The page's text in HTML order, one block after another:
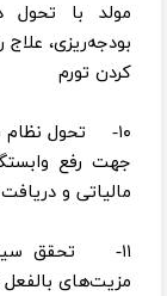
مولد با تحول
بودجه‌ریزی،
کردن تورم
۱۰- تحول نظام
جهت رفع
مالیاتی و
۱۱- تحقق
مزیت‌های بالفعل